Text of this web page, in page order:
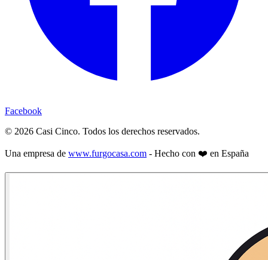
Facebook
© 2026 Casi Cinco. Todos los derechos reservados.
Una empresa de www.furgocasa.com - Hecho con ❤️ en España